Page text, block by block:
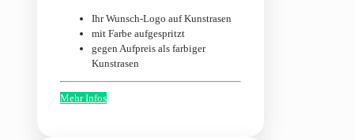
Ihr Wunsch-Logo auf Kunstrasen
mit Farbe aufgespritzt
gegen Aufpreis als farbiger
Kunstrasen
Mehr Infos